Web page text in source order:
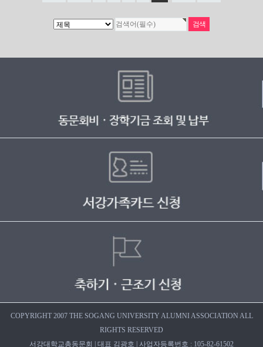
COPYRIGHT 2007 THE SOGANG UNIVERSITY ALUMNI ASSOCIATION ALL
RIGHTS RESERVED
서강대학교총동문회 | 대표 김광호 | 사업자등록번호 : 105-82-61502